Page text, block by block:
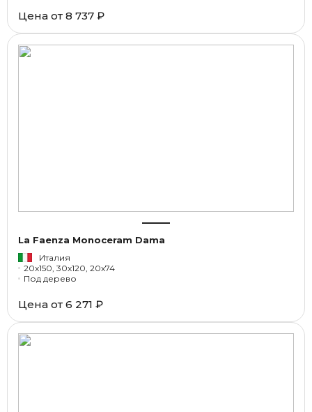
Цена от 8 737 ₽
La Faenza Monoceram Dama
Италия
20x150, 30x120, 20x74
Под дерево
Цена от 6 271 ₽